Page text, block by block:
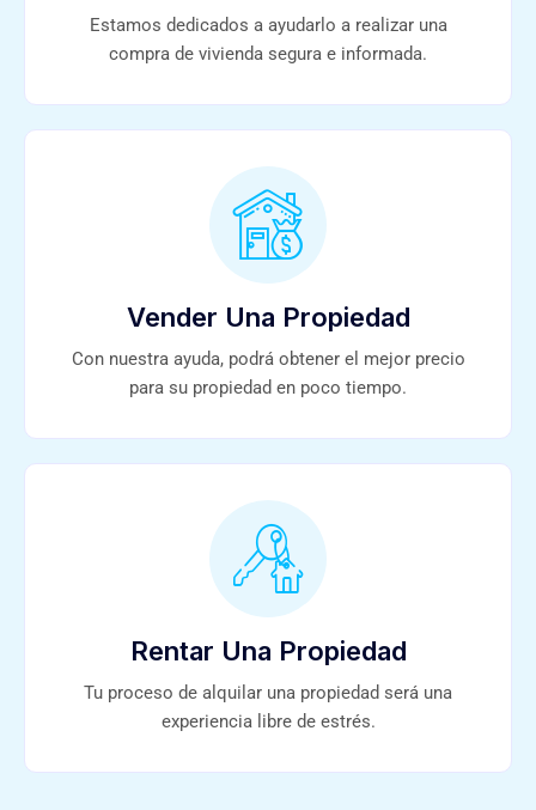
Estamos dedicados a ayudarlo a realizar una
compra de vivienda segura e informada.
Vender Una Propiedad
Con nuestra ayuda, podrá obtener el mejor precio
para su propiedad en poco tiempo.
Rentar Una Propiedad
Tu proceso de alquilar una propiedad será una
experiencia libre de estrés.